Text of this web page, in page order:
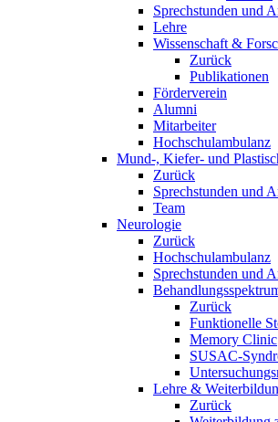
Sprechstunden und
Lehre
Wissenschaft &
Zurück
Publikationen
Förderverein
Alumni
Mitarbeiter
Hochschulambulanz
Mund-, Kiefer- und
Zurück
Sprechstunden und
Team
Neurologie
Zurück
Hochschulambulanz
Sprechstunden und
Zurück
Funktionelle
Memory Clinic
SUSAC-
Lehre &
Zurück